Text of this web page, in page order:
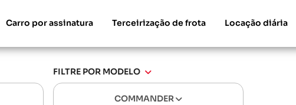
Carro por assinatura Terceirização de frota Locação diária
FILTRE POR MODELO
COMMANDER